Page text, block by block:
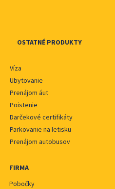
OSTATNÉ PRODUKTY
Víza
Ubytovanie
Prenájom áut
Poistenie
Darčekové certifikáty
Parkovanie na letisku
Prenájom autobusov
FIRMA
Pobočky